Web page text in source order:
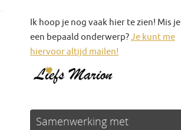
Ik hoop je nog vaak hier te zien! Mis je
een bepaald onderwerp?Je kunt me
hiervoor altijd mailen!
Samenwerking met